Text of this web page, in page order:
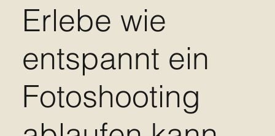
Erlebe wie
entspannt ein
Fotoshooting